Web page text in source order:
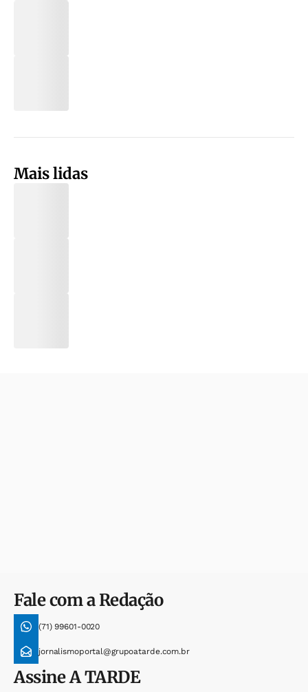
Mais lidas
Fale com a Redação
(71) 99601-0020
jornalismoportal@grupoatarde.com.br
AssineA TARDE